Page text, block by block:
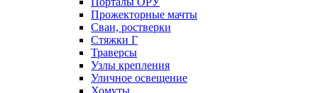
Прожекторные мачты
Сваи, ростверки
Стяжки Г
Траверсы
Узлы крепления
Уличное освещение
Хомуты